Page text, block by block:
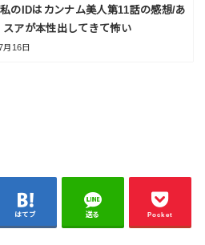
私のIDはカンナム美人第11話の感想/あ
スアが本性出してきて怖い
月16日
はてブ 送る Pocket